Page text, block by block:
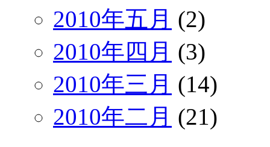
2010年五月 (2)
2010年四月 (3)
2010年三月 (14)
2010年二月 (21)